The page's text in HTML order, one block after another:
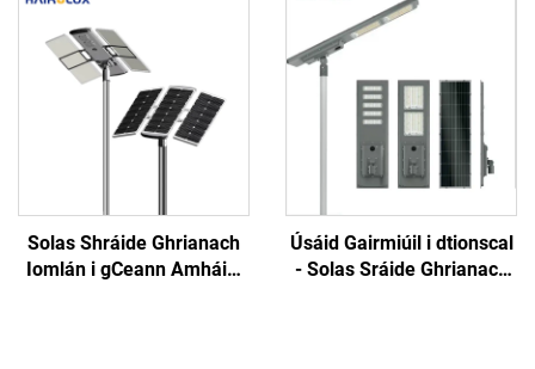
Solais Shráide LED
Ghrianacha
Solas Shráide Ghrianach
Iomlán i gCeann Amháin,
Úsáid Gairmiúil i dtionscal
- Solas Sráide Ghrianach